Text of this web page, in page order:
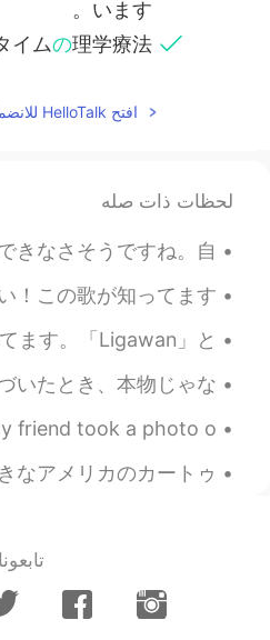
います。
イムの理学療法
を撮ってちょっ
ぎ たかったです。
よかった！
なくて よかった！
が めっちゃ大変
です！
です！
うに感じました！
に感じました！
افتح HelloTalk للانضمام الى المحادثة
لحظات ذات صله
るけど実は必要じゃないです。逆に、他の受験者は受けてからでないと日本で留学や仕事できなさそうですね。自...
a new life for me and I'm feeling good」と歌いたい！この歌が知ってます...
。この曲が好きです。この曲を聴くたびに、一つのフィリピンの文化の特徴を思い出してます。「Ligawan」と...
の中には植物園があります！美しいお花を見ました！✨💐🌷🌹桜のような木も見たけど、近づいたとき、本物じゃな...
てる私の写真を撮りました。笑 Does it make any sense? My friend took a photo o...
The Last Airbender」をまた見てました。知ってますか？これは一番好きなアメリカのカートゥ...
تابعونا